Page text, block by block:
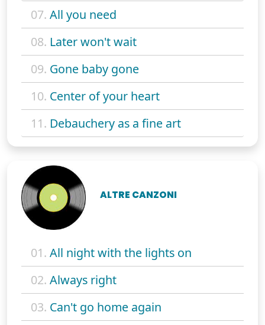
07. All you need
08. Later won't wait
09. Gone baby gone
10. Center of your heart
11. Debauchery as a fine art
ALTRE CANZONI
01. All night with the lights on
02. Always right
03. Can't go home again